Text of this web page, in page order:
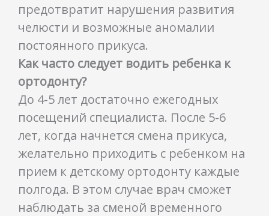
предотвратит нарушения развития
челюсти и возможные аномалии
постоянного прикуса.
Как часто следует водить ребенка к
ортодонту?
До 4-5 лет достаточно ежегодных
посещений специалиста. После 5-6
лет, когда начнется смена прикуса,
желательно приходить с ребенком на
прием к детскому ортодонту каждые
полгода. В этом случае врач сможет
наблюдать за сменой временного